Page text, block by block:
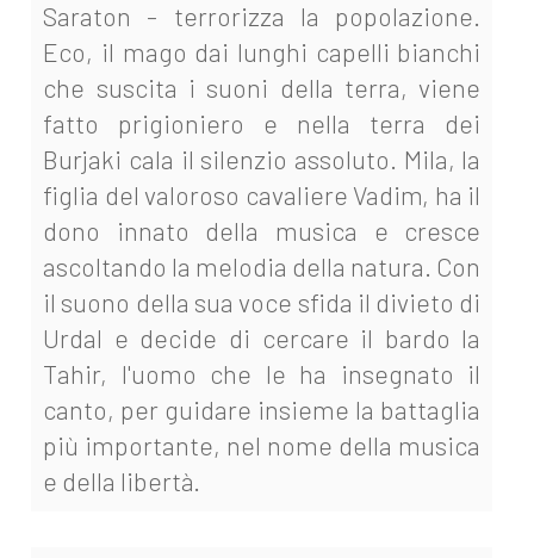
Saraton - terrorizza la popolazione.
Eco, il mago dai lunghi capelli bianchi
che suscita i suoni della terra, viene
fatto prigioniero e nella terra dei
Burjaki cala il silenzio assoluto. Mila, la
figlia del valoroso cavaliere Vadim, ha il
dono innato della musica e cresce
ascoltando la melodia della natura. Con
il suono della sua voce sfida il divieto di
Urdal e decide di cercare il bardo la
Tahir, l'uomo che le ha insegnato il
canto, per guidare insieme la battaglia
più importante, nel nome della musica
e della libertà.